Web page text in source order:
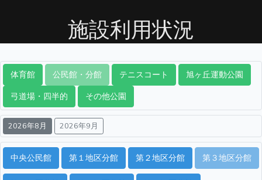
施設利用状況
体育館 公民館・分館 テニスコート
旭ヶ丘運動公園
弓道場・四半的
その他公園
2026年8月 2026年9月
中央公民館 第１地区分館 第２地区分館 第３地区分館